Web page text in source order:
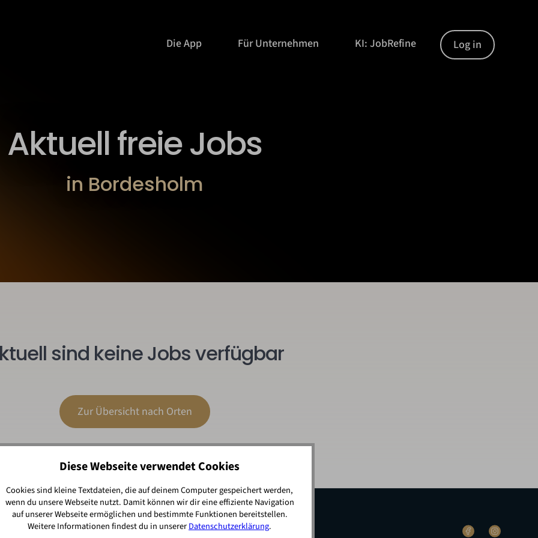
Die App Für Unternehmen KI: JobRefine Log in
Aktuell freie Jobs
in Bordesholm
sind keine Jobs verfügbar
Zur Übersicht nach Orten
Diese Webseite verwendet Cookies
Cookies sind kleine Textdateien, die auf deinem Computer gespeichert werden,
wenn du unsere Webseite nutzt. Damit können wir dir eine effiziente Navigation
auf unserer Webseite ermöglichen und bestimmte Funktionen bereitstellen.
Weitere Informationen findest du in unsererDatenschutzerklärung.